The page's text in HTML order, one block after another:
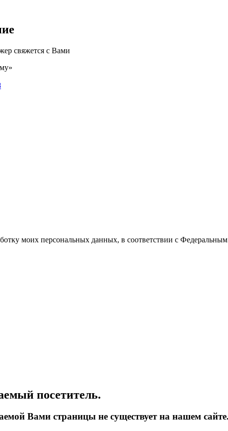
свяжется с Вами
моих персональных данных, в соответствии с
посетитель.
Вами страницы не существует на нашем сайте.